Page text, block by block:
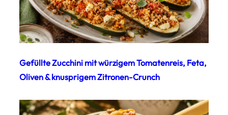
Gefüllte Zucchini mit würzigem Tomatenreis, Feta,
Oliven & knusprigem Zitronen-Crunch